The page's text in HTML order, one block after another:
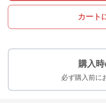
カート
購入
必ず購入前に